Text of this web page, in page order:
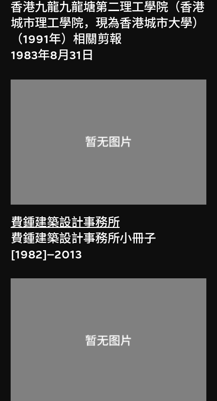
香港九龍九龍塘第二理工學院（香港
城市理工學院，現為香港城市大學）
（1991年）相關剪報
1983年8月31日
費鍾建築設計事務所
費鍾建築設計事務所小冊子
[1982]–2013